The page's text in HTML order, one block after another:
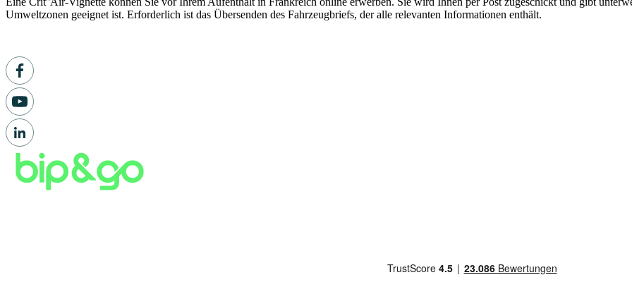
Umweltzonen geeignet ist. Erforderlich ist das Übersenden des Fahrzeugbriefs, der alle relevanten Informationen enthält.